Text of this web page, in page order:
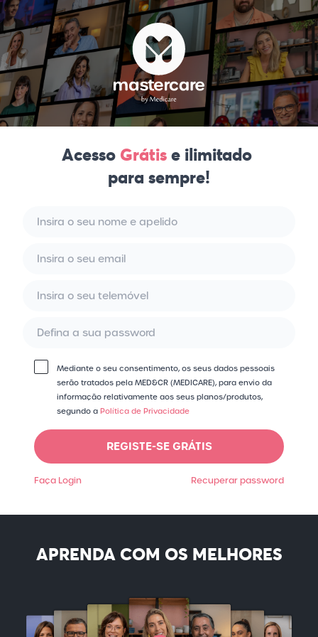
Acesso Grátise ilimitado
para sempre!
Mediante o seu consentimento, os seus dados pessoais
serão tratados pela MED&CR (MEDICARE), para envio da
informação relativamente aos seus planos/​produtos,
segundo a Política de Privacidade
REGISTE-SE GRÁTIS
Faça Login Recuperar password
APRENDA COM OS MELHORES